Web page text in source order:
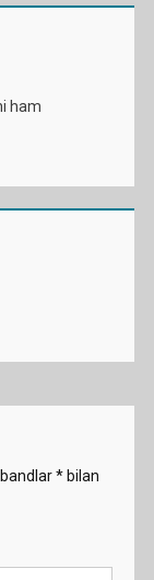
ham
*bilan